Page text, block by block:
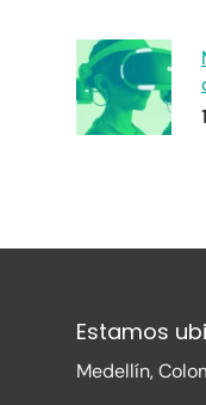
Estamos
Medellín,